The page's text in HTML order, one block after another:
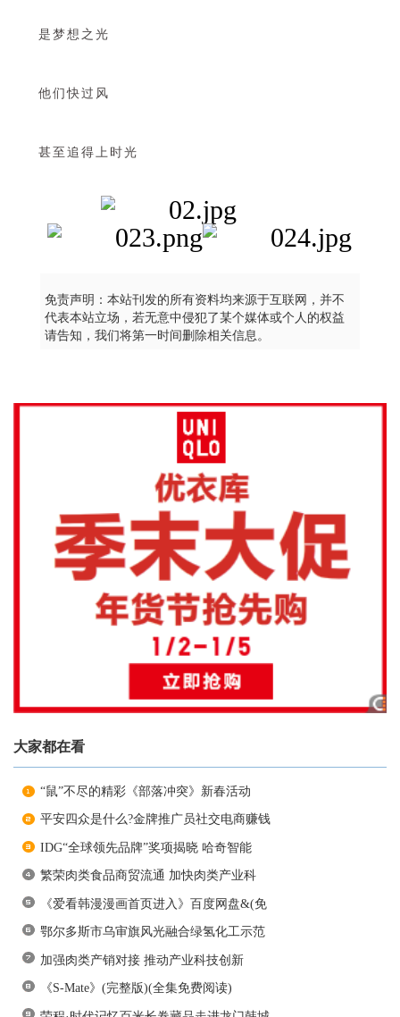
是梦想之光
他们快过风
甚至追得上时光
免责声明：本站刊发的所有资料均来源于互联网，并不
代表本站立场，若无意中侵犯了某个媒体或个人的权益
请告知，我们将第一时间删除相关信息。
大家都在看
“鼠”不尽的精彩《部落冲突》新春活动
平安四众是什么?金牌推广员社交电商赚钱
IDG“全球领先品牌”奖项揭晓 哈奇智能
繁荣肉类食品商贸流通 加快肉类产业科
《爱看韩漫漫画首页进入》百度网盘&(免
鄂尔多斯市乌审旗风光融合绿氢化工示范
加强肉类产销对接 推动产业科技创新
《S-Mate》(完整版)(全集免费阅读)